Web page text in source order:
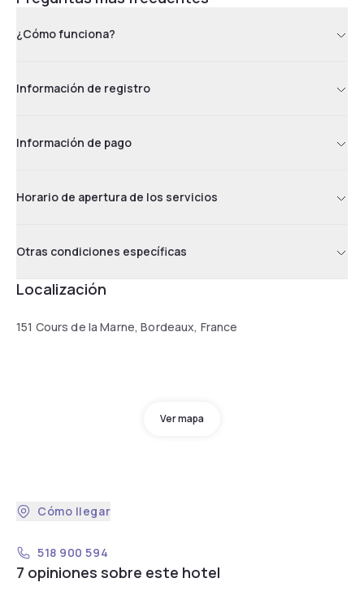
¿Cómo funciona?
Información de registro
Información de pago
Horario de apertura de los servicios
Otras condiciones específicas
Localización
151 Cours de la Marne, Bordeaux, France
Ver mapa
Cómo llegar
518 900 594
7 opiniones sobre este hotel